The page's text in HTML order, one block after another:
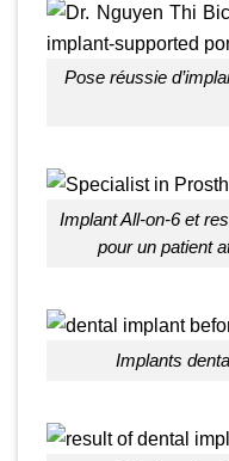
Pose réussie d’implants All-on-6 pour Mme Siew Mc
Implant All-on-6 et restauration complète de la bouche
pour un patient
Implants